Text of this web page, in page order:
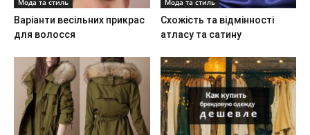
Мода та стиль
Варіанти весільних прикрас
для волосся
Мода та стиль
Схожість та відмінності
атласу та сатину